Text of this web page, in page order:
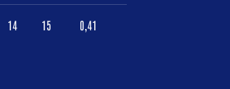
14 15 0,41